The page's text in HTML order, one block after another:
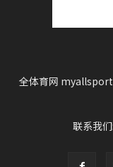
全体育网
联系我们: